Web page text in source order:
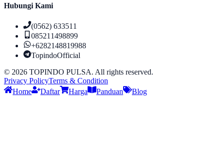
Hubungi Kami
(0562) 633511
085211498899
+6282148819988
TopindoOfficial
© 2026 TOPINDO PULSA. All rights reserved.
Privacy PolicyTerms & Condition
Home
Daftar Harga Panduan Blog